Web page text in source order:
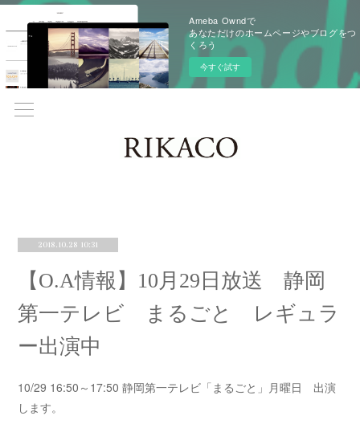
Ameba Owndで
あなただけのホームページやブログをつ
くろう
今すぐ試す
2018.10.28 10:31
【O.A情報】10月29日放送 静岡
第一テレビ まるごと レギュラ
ー出演中
10/29 16:50～17:50 静岡第一テレビ「まるごと」月曜日 出演
します。